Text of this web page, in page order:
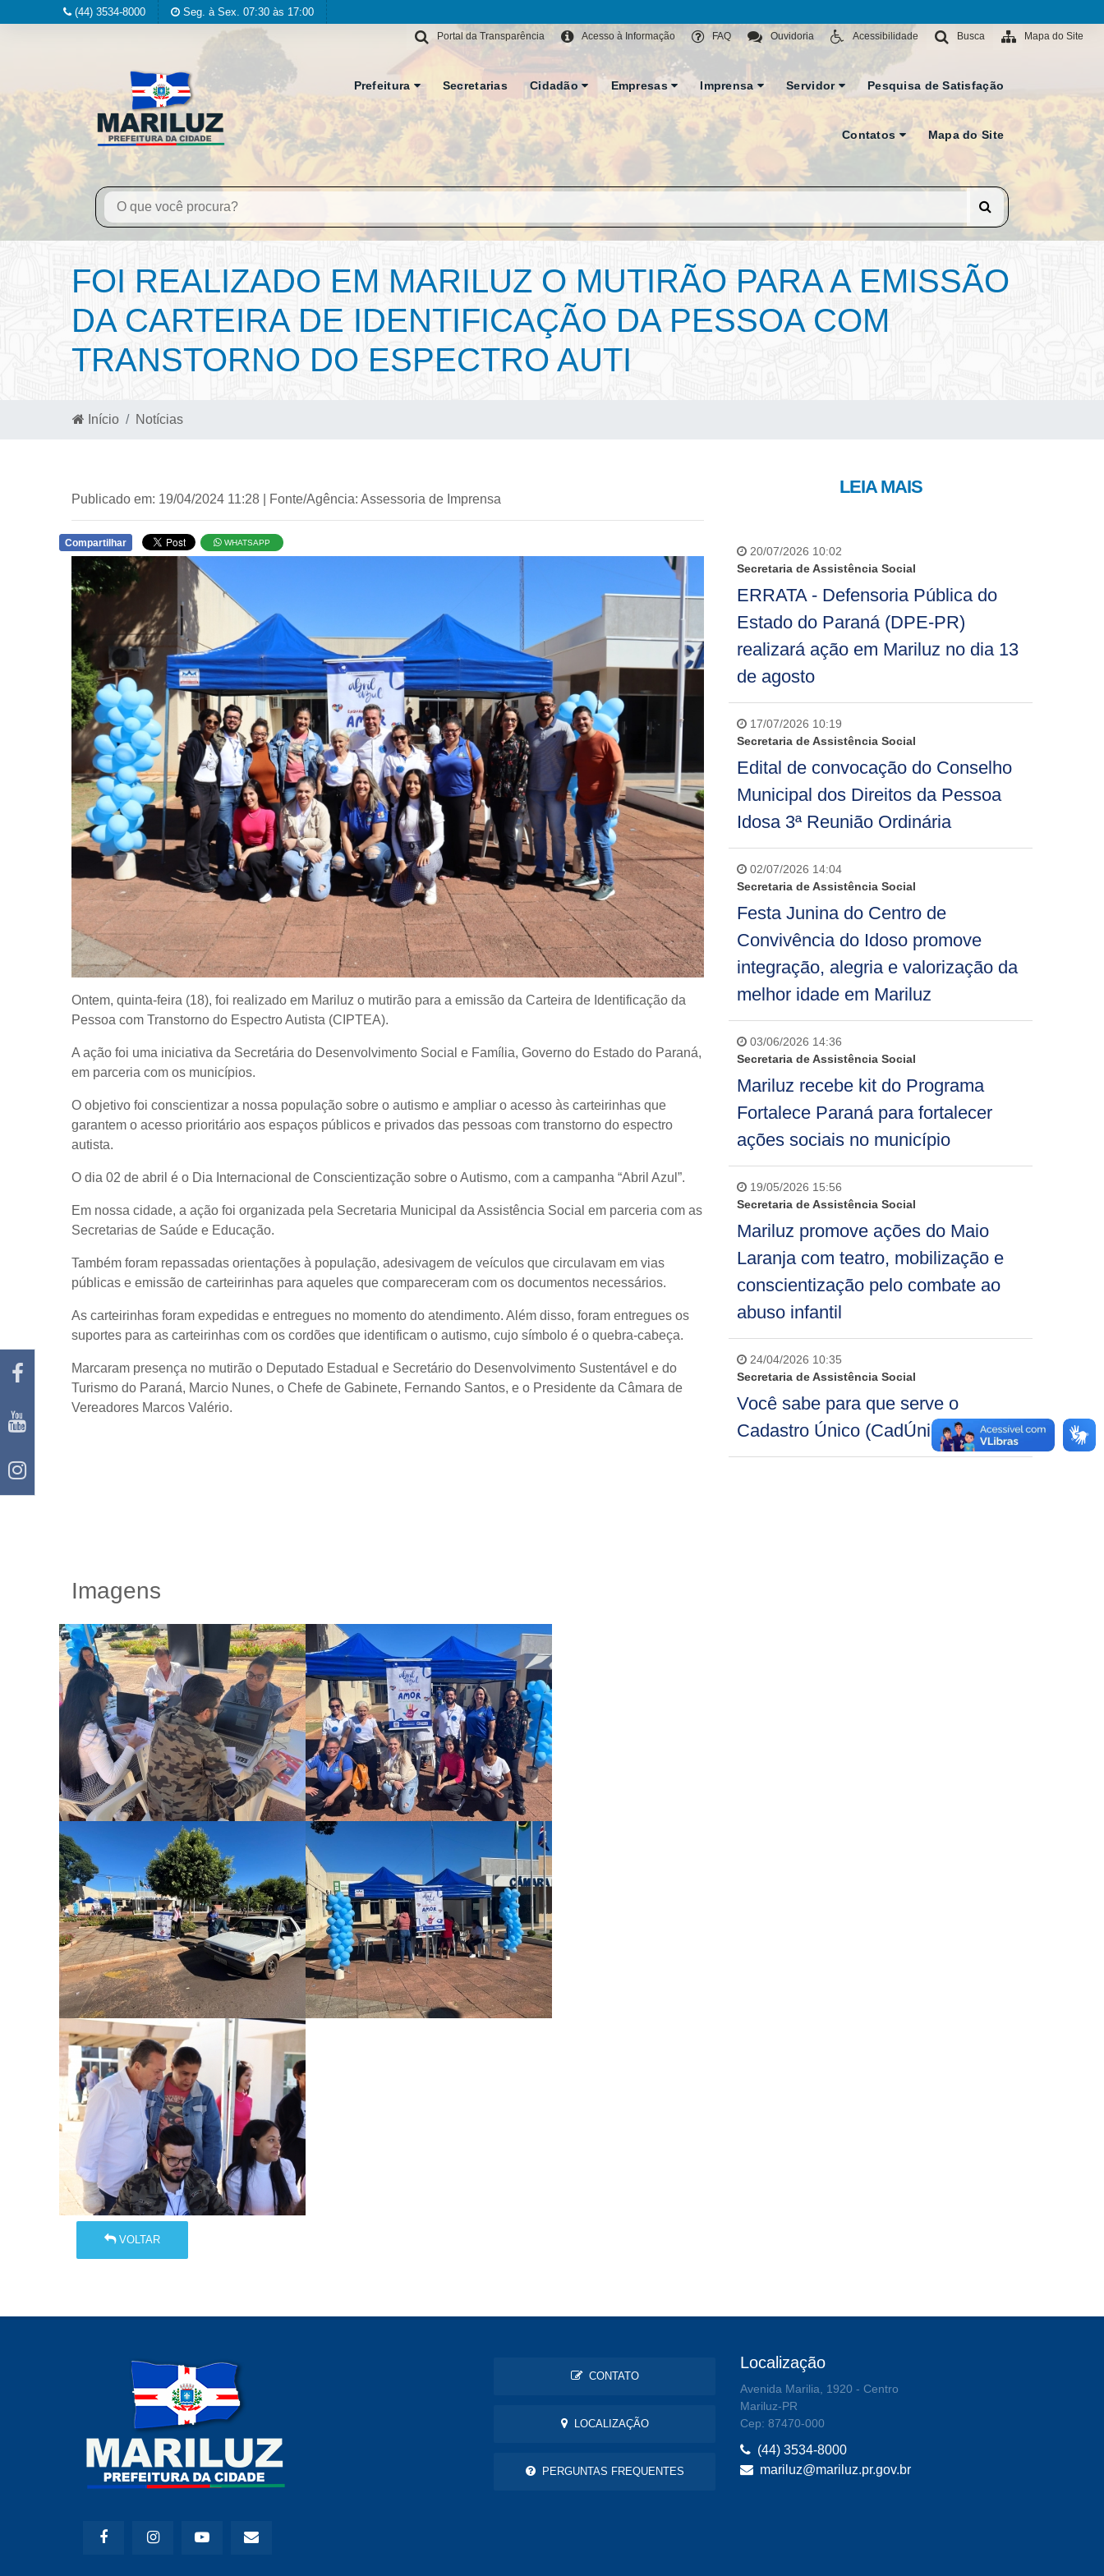
(44) 3534-8000 Seg. à Sex. 07:30 às 17:00
Mapa do Site
Busca
Acessibilidade
Ouvidoria
FAQ
Acesso à Informação
Portal da Transparência
Prefeitura Secretarias Cidadão Empresas Imprensa Servidor Pesquisa de Satisfação
Contatos Mapa do Site
FOI REALIZADO EM MARILUZ O MUTIRÃO PARA A EMISSÃO
DA CARTEIRA DE IDENTIFICAÇÃO DA PESSOA COM
TRANSTORNO DO ESPECTRO AUTI
Início Notícias
Publicado em: 19/04/2024 11:28 | Fonte/Agência: Assessoria de Imprensa
Compartilhar WHATSAPP
Ontem, quinta-feira (18), foi realizado em Mariluz o mutirão para a emissão da Carteira de Identificação da
Pessoa com Transtorno do Espectro Autista (CIPTEA).
A ação foi uma iniciativa da Secretária do Desenvolvimento Social e Família, Governo do Estado do Paraná,
em parceria com os municípios.
O objetivo foi conscientizar a nossa população sobre o autismo e ampliar o acesso às carteirinhas que
garantem o acesso prioritário aos espaços públicos e privados das pessoas com transtorno do espectro
autista.
O dia 02 de abril é o Dia Internacional de Conscientização sobre o Autismo, com a campanha “Abril Azul”.
Em nossa cidade, a ação foi organizada pela Secretaria Municipal da Assistência Social em parceria com as
Secretarias de Saúde e Educação.
Também foram repassadas orientações à população, adesivagem de veículos que circulavam em vias
públicas e emissão de carteirinhas para aqueles que compareceram com os documentos necessários.
As carteirinhas foram expedidas e entregues no momento do atendimento. Além disso, foram entregues os
suportes para as carteirinhas com os cordões que identificam o autismo, cujo símbolo é o quebra-cabeça.
Marcaram presença no mutirão o Deputado Estadual e Secretário do Desenvolvimento Sustentável e do
Turismo do Paraná, Marcio Nunes, o Chefe de Gabinete, Fernando Santos, e o Presidente da Câmara de
Vereadores Marcos Valério.
Imagens
VOLTAR
LEIA MAIS
20/07/2026 10:02
Secretaria de Assistência Social
ERRATA - Defensoria Pública do
Estado do Paraná (DPE-PR)
realizará ação em Mariluz no dia 13
de agosto
17/07/2026 10:19
Secretaria de Assistência Social
Edital de convocação do Conselho
Municipal dos Direitos da Pessoa
Idosa 3ª Reunião Ordinária
02/07/2026 14:04
Secretaria de Assistência Social
Festa Junina do Centro de
Convivência do Idoso promove
integração, alegria e valorização da
melhor idade em Mariluz
03/06/2026 14:36
Secretaria de Assistência Social
Mariluz recebe kit do Programa
Fortalece Paraná para fortalecer
ações sociais no município
19/05/2026 15:56
Secretaria de Assistência Social
Mariluz promove ações do Maio
Laranja com teatro, mobilização e
conscientização pelo combate ao
abuso infantil
24/04/2026 10:35
Secretaria de Assistência Social
Você sabe para que serve o
Cadastro Único (CadÚnico)?
CONTATO
LOCALIZAÇÃO
PERGUNTAS FREQUENTES
Localização
Avenida Marilia, 1920 - Centro
Mariluz-PR
Cep: 87470-000
(44) 3534-8000
mariluz@mariluz.pr.gov.br